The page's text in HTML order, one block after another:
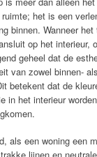
ruimte; het is een
binnen. Wanneer het
op het interieur,
geheel dat de
van zowel binnen-
betekent dat de
in het interieur
als een woning een